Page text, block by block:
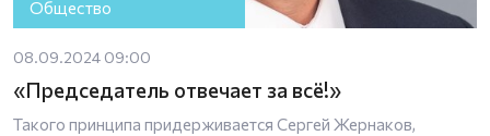
Общество
08.09.2024 09:00
«Председатель отвечает за всё!»
Такого принципа придерживается Сергей Жернаков,